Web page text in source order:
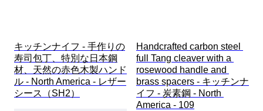
キッチンナイフ - 手作りの
寿司包丁、特別な日本鋼
材、天然の赤色木製ハンド
ル - North America - レザー
シース（SH2）
Handcrafted carbon steel
full Tang cleaver with a
rosewood handle and
brass spacers - キッチンナ
イフ - 炭素鋼 - North
America - 109